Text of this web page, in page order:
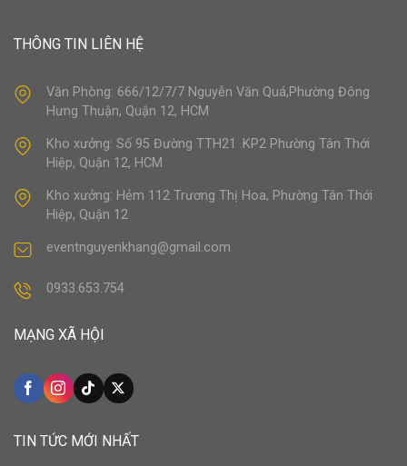
THÔNG TIN LIÊN HỆ
Văn Phòng: 666/12/7/7 Nguyễn Văn Quá,Phường Đông
Hưng Thuận, Quận 12, HCM
Kho xưởng: Số 95 Đường TTH21 .KP2 Phường Tân Thới
Hiệp, Quận 12, HCM
Kho xưởng: Hẻm 112 Trương Thị Hoa, Phường Tân Thới
Hiệp, Quận 12
eventnguyenkhang@gmail.com
0933.653.754
MẠNG XÃ HỘI
TIN TỨC MỚI NHẤT